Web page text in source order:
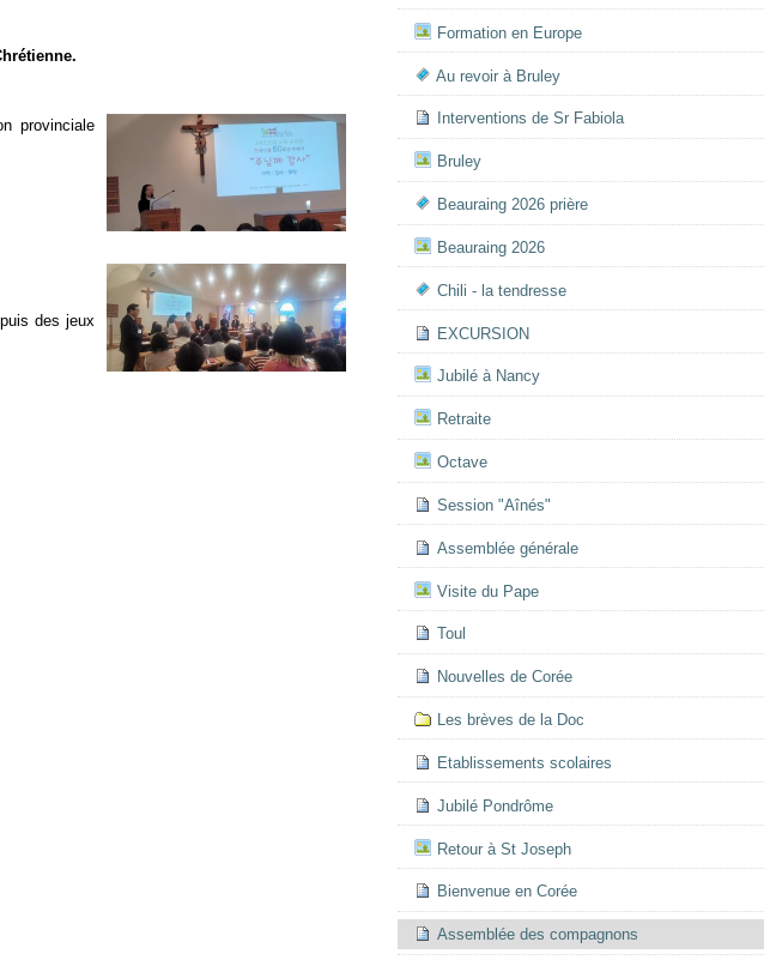
provinciale
des jeux
Formation en Europe
Au revoir à Bruley
Interventions de Sr Fabiola
Bruley
Beauraing 2026 prière
Beauraing 2026
Chili - la tendresse
EXCURSION
Jubilé à Nancy
Retraite
Octave
Session "Aînés"
Assemblée générale
Visite du Pape
Toul
Nouvelles de Corée
Les brèves de la Doc
Etablissements scolaires
Jubilé Pondrôme
Retour à St Joseph
Bienvenue en Corée
Assemblée des compagnons